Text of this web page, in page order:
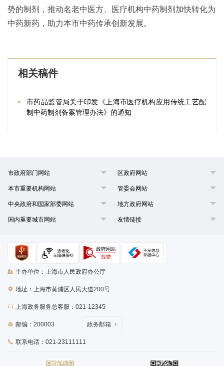
势的制剂，推动名老中医方、医疗机构中药制剂加快转化为
中药新药，助力本市中药传承创新发展。
相关稿件
市药品监管局关于印发《上海市医疗机构应用传统工艺配
制中药制剂备案管理办法》的通知
市政府部门网站 区政府网站
本市重要机构网站 管委会网站
中央政府和国家部委网站 地方政府网站
国内重要城市网站 友情链接
主办单位：上海市人民政府办公厅
地址：上海市黄浦区人民大道200号
上海政务服务总客服：021-12345
邮编：200003
联系电话：021-23111111
政务邮箱